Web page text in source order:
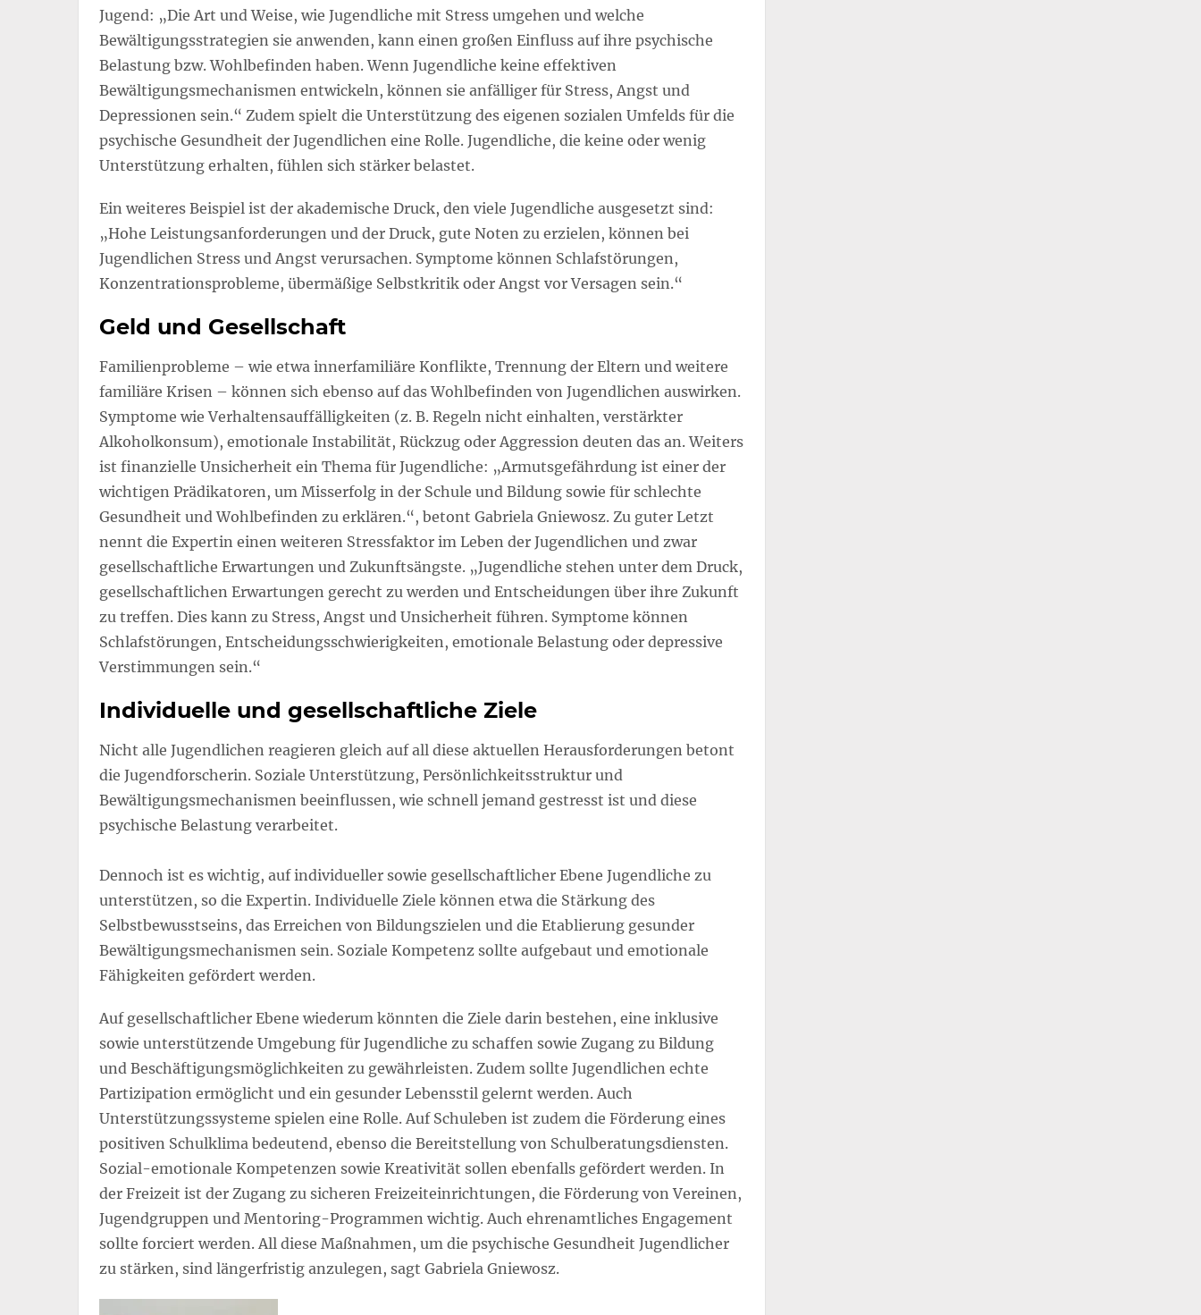
Jugend: „Die Art und Weise, wie Jugendliche mit Stress umgehen und welche
Bewältigungsstrategien sie anwenden, kann einen großen Einfluss auf ihre psychische
Belastung bzw. Wohlbefinden haben. Wenn Jugendliche keine effektiven
Bewältigungsmechanismen entwickeln, können sie anfälliger für Stress, Angst und
Depressionen sein.“ Zudem spielt die Unterstützung des eigenen sozialen Umfelds für die
psychische Gesundheit der Jugendlichen eine Rolle. Jugendliche, die keine oder wenig
Unterstützung erhalten, fühlen sich stärker belastet.
Ein weiteres Beispiel ist der akademische Druck, den viele Jugendliche ausgesetzt sind:
„Hohe Leistungsanforderungen und der Druck, gute Noten zu erzielen, können bei
Jugendlichen Stress und Angst verursachen. Symptome können Schlafstörungen,
Konzentrationsprobleme, übermäßige Selbstkritik oder Angst vor Versagen sein.“
Geld und Gesellschaft
Familienprobleme – wie etwa innerfamiliäre Konflikte, Trennung der Eltern und weitere
familiäre Krisen – können sich ebenso auf das Wohlbefinden von Jugendlichen auswirken.
Symptome wie Verhaltensauffälligkeiten (z. B. Regeln nicht einhalten, verstärkter
Alkoholkonsum), emotionale Instabilität, Rückzug oder Aggression deuten das an. Weiters
ist finanzielle Unsicherheit ein Thema für Jugendliche: „Armutsgefährdung ist einer der
wichtigen Prädikatoren, um Misserfolg in der Schule und Bildung sowie für schlechte
Gesundheit und Wohlbefinden zu erklären.“, betont Gabriela Gniewosz. Zu guter Letzt
nennt die Expertin einen weiteren Stressfaktor im Leben der Jugendlichen und zwar
gesellschaftliche Erwartungen und Zukunftsängste. „Jugendliche stehen unter dem Druck,
gesellschaftlichen Erwartungen gerecht zu werden und Entscheidungen über ihre Zukunft
zu treffen. Dies kann zu Stress, Angst und Unsicherheit führen. Symptome können
Schlafstörungen, Entscheidungsschwierigkeiten, emotionale Belastung oder depressive
Verstimmungen sein.“
Individuelle und gesellschaftliche Ziele
Nicht alle Jugendlichen reagieren gleich auf all diese aktuellen Herausforderungen betont
die Jugendforscherin. Soziale Unterstützung, Persönlichkeitsstruktur und
Bewältigungsmechanismen beeinflussen, wie schnell jemand gestresst ist und diese
psychische Belastung verarbeitet.
Dennoch ist es wichtig, auf individueller sowie gesellschaftlicher Ebene Jugendliche zu
unterstützen, so die Expertin. Individuelle Ziele können etwa die Stärkung des
Selbstbewusstseins, das Erreichen von Bildungszielen und die Etablierung gesunder
Bewältigungsmechanismen sein. Soziale Kompetenz sollte aufgebaut und emotionale
Fähigkeiten gefördert werden.
Auf gesellschaftlicher Ebene wiederum könnten die Ziele darin bestehen, eine inklusive
sowie unterstützende Umgebung für Jugendliche zu schaffen sowie Zugang zu Bildung
und Beschäftigungsmöglichkeiten zu gewährleisten. Zudem sollte Jugendlichen echte
Partizipation ermöglicht und ein gesunder Lebensstil gelernt werden. Auch
Unterstützungssysteme spielen eine Rolle. Auf Schuleben ist zudem die Förderung eines
positiven Schulklima bedeutend, ebenso die Bereitstellung von Schulberatungsdiensten.
Sozial-emotionale Kompetenzen sowie Kreativität sollen ebenfalls gefördert werden. In
der Freizeit ist der Zugang zu sicheren Freizeiteinrichtungen, die Förderung von Vereinen,
Jugendgruppen und Mentoring-Programmen wichtig. Auch ehrenamtliches Engagement
sollte forciert werden. All diese Maßnahmen, um die psychische Gesundheit Jugendlicher
zu stärken, sind längerfristig anzulegen, sagt Gabriela Gniewosz.